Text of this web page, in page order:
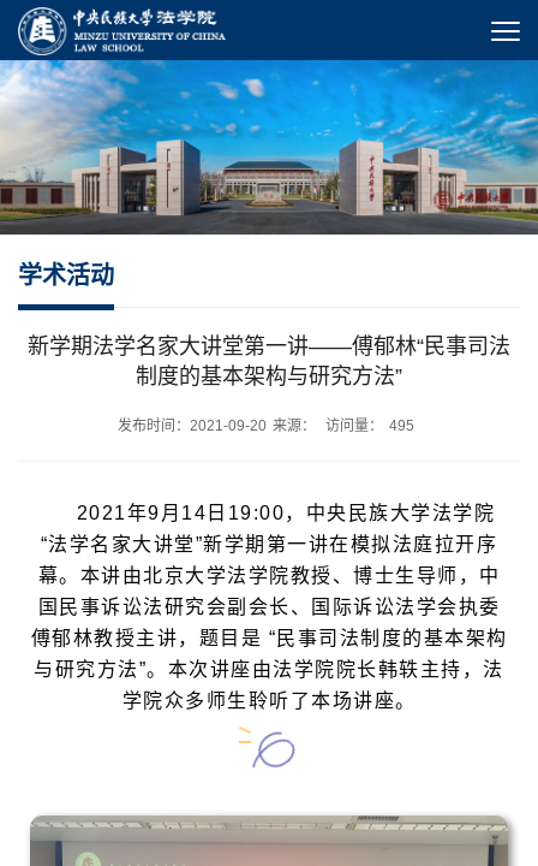
学术活动
新学期法学名家大讲堂第一讲——傅郁林“民事司法
制度的基本架构与研究方法”
发布时间：2021-09-20 来源： 访问量： 495
2021年9月14日19:00，中央民族大学法学院
“法学名家大讲堂”新学期第一讲在模拟法庭拉开序
幕。本讲由北京大学法学院教授、博士生导师，中
国民事诉讼法研究会副会长、国际诉讼法学会执委
傅郁林教授主讲，题目是 “民事司法制度的基本架构
与研究方法”。本次讲座由法学院院长韩轶主持，法
学院众多师生聆听了本场讲座。